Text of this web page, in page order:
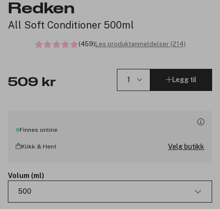
Redken
All Soft Conditioner 500ml
(459)Les produktanmeldelser (214)
509 kr Legg til
Finnes online
Klikk & Hent Velg butikk
Volum (ml)
500